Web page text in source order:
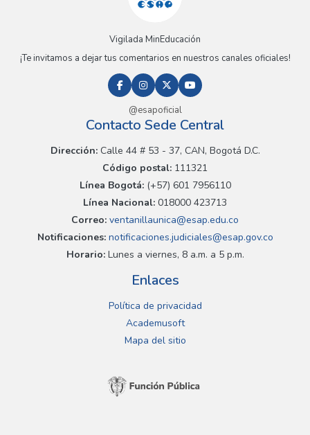
Vigilada MinEducación
¡Te invitamos a dejar tus comentarios en nuestros canales oficiales!
@esapoficial
Contacto Sede Central
Dirección:Calle 44 # 53 - 37, CAN, Bogotá D.C.
Código postal: 111321
Línea Bogotá:(+57) 601 7956110
Línea Nacional: 018000 423713
Correo: ventanillaunica@esap.edu.co
Notificaciones:notificaciones.judiciales@esap.gov.co
Horario:Lunes a viernes, 8 a.m. a 5 p.m.
Enlaces
Política de privacidad
Academusoft
Mapa del sitio